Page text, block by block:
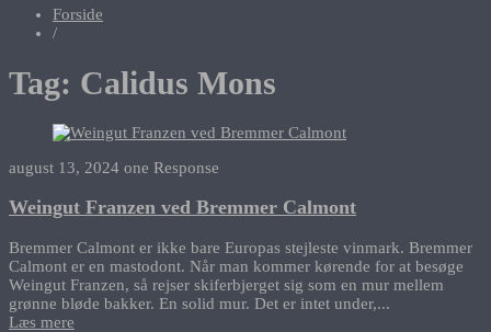
Forside
/
Tag: Calidus Mons
august 13, 2024 one Response
Weingut Franzen ved Bremmer Calmont
Bremmer Calmont er ikke bare Europas stejleste vinmark. Bremmer
Calmont er en mastodont. Når man kommer kørende for at besøge
Weingut Franzen, så rejser skiferbjerget sig som en mur mellem
grønne bløde bakker. En solid mur. Det er intet under,...
Læs mere